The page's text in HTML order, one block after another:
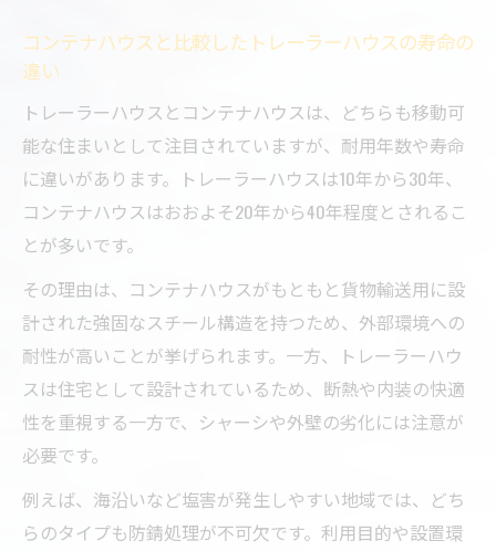
コンテナハウスと比較したトレーラーハウスの寿命の
違い
トレーラーハウスとコンテナハウスは、どちらも移動可
能な住まいとして注目されていますが、耐用年数や寿命
に違いがあります。トレーラーハウスは10年から30年、
コンテナハウスはおおよそ20年から40年程度とされるこ
とが多いです。
その理由は、コンテナハウスがもともと貨物輸送用に設
計された強固なスチール構造を持つため、外部環境への
耐性が高いことが挙げられます。一方、トレーラーハウ
スは住宅として設計されているため、断熱や内装の快適
性を重視する一方で、シャーシや外壁の劣化には注意が
必要です。
例えば、海沿いなど塩害が発生しやすい地域では、どち
らのタイプも防錆処理が不可欠です。利用目的や設置環